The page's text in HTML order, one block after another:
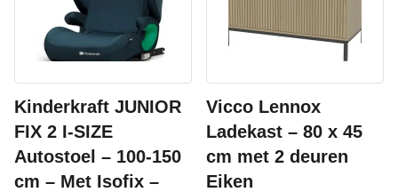
Kinderkraft JUNIOR
FIX 2 I-SIZE
Autostoel – 100-150
cm – Met Isofix –
Vicco Lennox
Ladekast – 80 x 45
cm met 2 deuren
Eiken